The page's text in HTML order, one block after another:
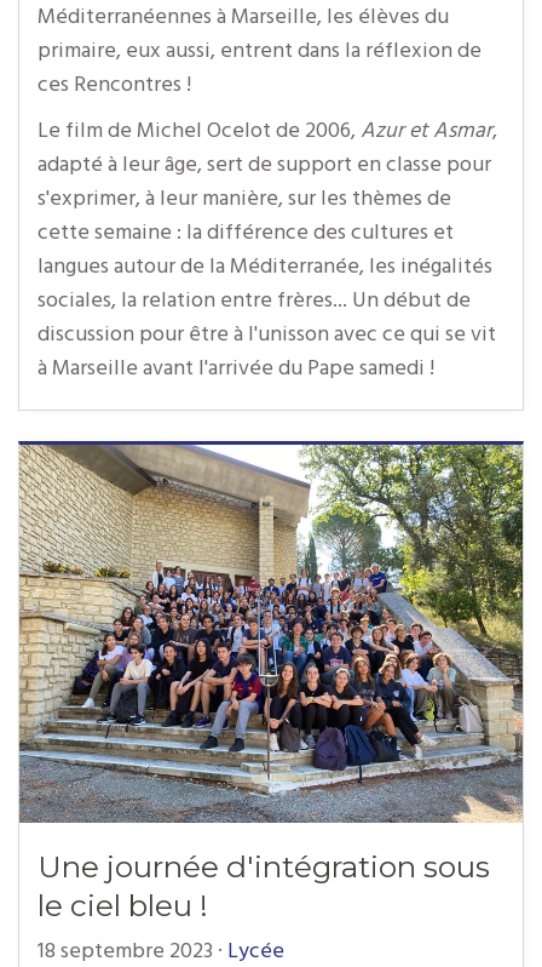
Méditerranéennes à Marseille, les élèves du
primaire, eux aussi, entrent dans la réflexion de
ces Rencontres !
Le film de Michel Ocelot de 2006, Azur et Asmar,
adapté à leur âge, sert de support en classe pour
s'exprimer, à leur manière, sur les thèmes de
cette semaine : la différence des cultures et
langues autour de la Méditerranée, les inégalités
sociales, la relation entre frères... Un début de
discussion pour être à l'unisson avec ce qui se vit
à Marseille avant l'arrivée du Pape samedi !
Une journée d'intégration sous
le ciel bleu !
18 septembre 2023 · Lycée